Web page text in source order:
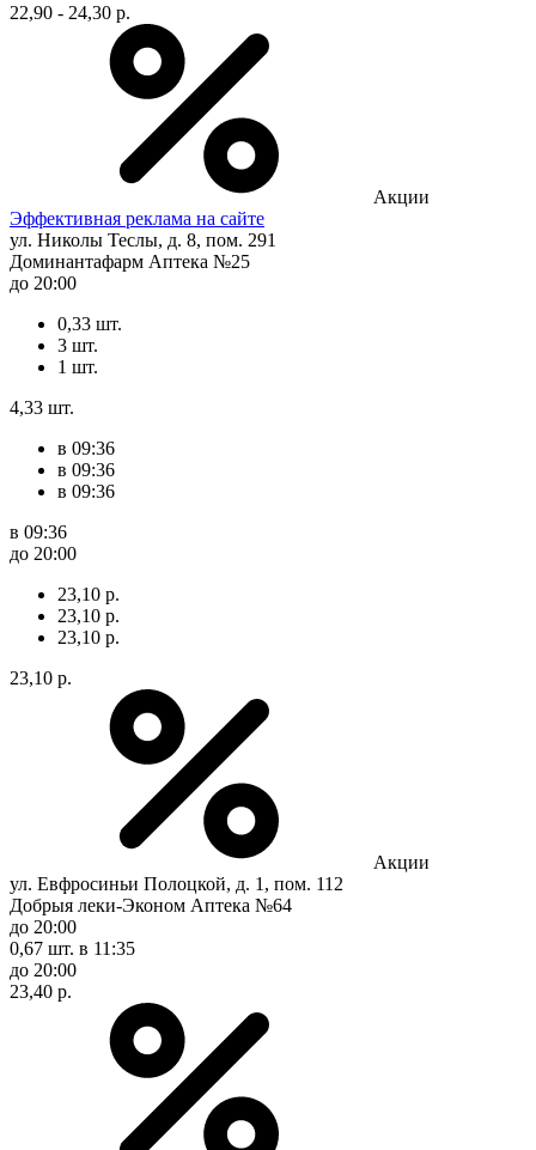
22,90 - 24,30 р.
Акции
Эффективная реклама на сайте
ул. Николы Теслы, д. 8, пом. 291
Доминантафарм Аптека №25
до 20:00
0,33 шт.
3 шт.
1 шт.
4,33 шт.
в 09:36
в 09:36
в 09:36
в 09:36
до 20:00
23,10 р.
23,10 р.
23,10 р.
23,10 р.
Акции
ул. Евфросиньи Полоцкой, д. 1, пом. 112
Добрыя леки-Эконом Аптека №64
до 20:00
0,67 шт. в 11:35
до 20:00
23,40 р.